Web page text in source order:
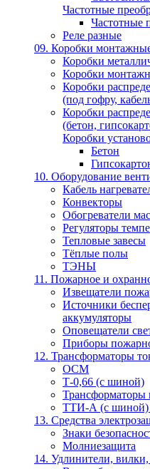
Частотные
Частотные
Реле разные
09. Коробки
Коробки
Коробки
Коробки
(под гофру,
Коробки
(бетон,
Коробки
Бетон
10. Оборудование
Кабель
Конвекторы
Обогреватели
Регуляторы
Тепловые завесы
Тёплые полы
ТЭНЫ
11. Пожарное и
Извещатели
Источники
аккумуляторы
Оповещатели
Приборы
12. Трансформаторы
ОСМ
Т-0,66 (с шиной)
ТТИ-А (с шиной)
13. Средства
Знаки
Молниезащита
14. Удлинители,